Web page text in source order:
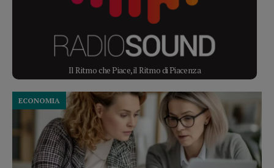
Il Ritmo che Piace, il Ritmo di Piacenza
ECONOMIA